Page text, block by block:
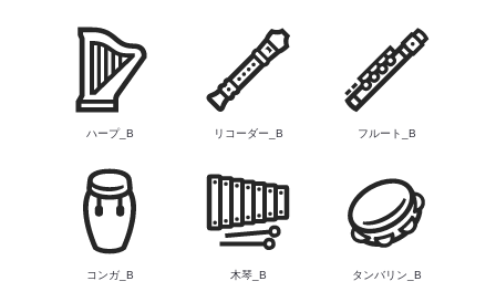
ハープ_B リコーダー_B フルート_B
コンガ_B 木琴_B タンバリン_B